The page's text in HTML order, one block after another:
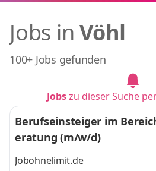
Jobs in Vöhl
100+ Jobs gefunden
Jobszu dieser Suche
Berufseinsteiger im
eratung (m/w/d)
Jobohnelimit.de